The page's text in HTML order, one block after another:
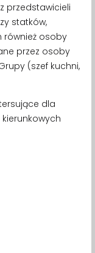
przedstawicieli
statków,
również osoby
przez osoby
(szef kuchni,
dla